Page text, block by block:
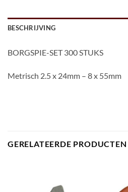
BESCHRIJVING
BORGSPIE-SET 300 STUKS
Metrisch 2.5 x 24mm – 8 x 55mm
GERELATEERDE PRODUCTEN